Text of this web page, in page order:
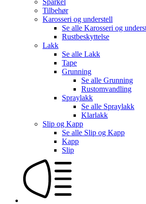
Tilbehør
Karosseri og understell
Se alle Karosseri og
Rustbeskyttelse
Lakk
Se alle Lakk
Tape
Grunning
Se alle Grunning
Rustomvandling
Spraylakk
Se alle Spraylakk
Klarlakk
Slip og Kapp
Se alle Slip og Kapp
Kapp
Slip